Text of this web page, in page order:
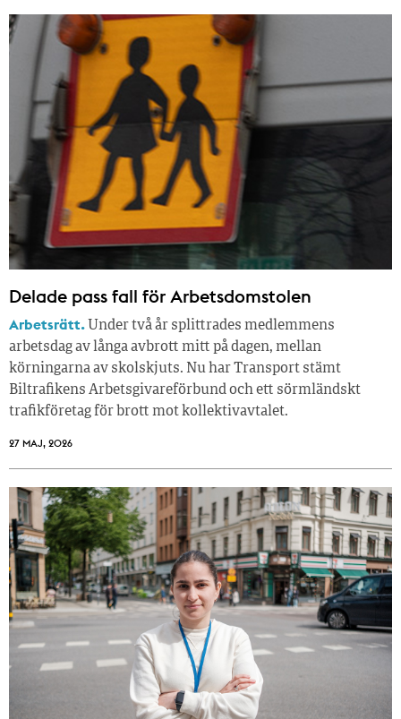
Delade pass fall för Arbetsdomstolen
Arbetsrätt. Under två år splittrades medlemmens
arbetsdag av långa avbrott mitt på dagen, mellan
körningarna av skolskjuts. Nu har Transport stämt
Biltrafikens Arbetsgivareförbund och ett sörmländskt
trafikföretag för brott mot kollektivavtalet.
27 MAJ, 2026